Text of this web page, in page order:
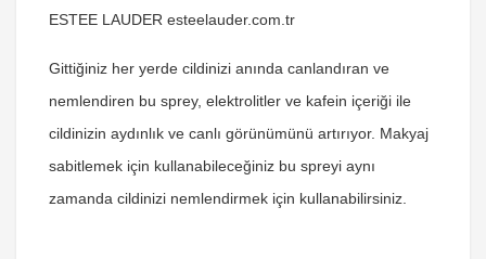
ESTEE LAUDER esteelauder.com.tr
Gittiğiniz her yerde cildinizi anında canlandıran ve
nemlendiren bu sprey, elektrolitler ve kafein içeriği ile
cildinizin aydınlık ve canlı görünümünü artırıyor. Makyaj
sabitlemek için kullanabileceğiniz bu spreyi aynı
zamanda cildinizi nemlendirmek için kullanabilirsiniz.